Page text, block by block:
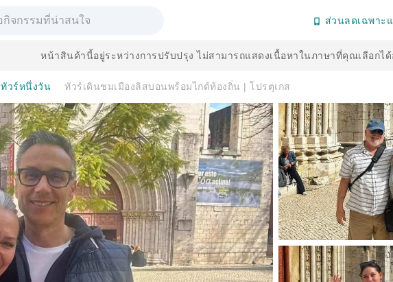
ส่วนลดเฉพาะ
หน้าสินค้านี้อยู่ระหว่างการปรับปรุง ไม่สามารถแสดงเนื้อหาในภาษาที่คุณเลือกไ
ทัวร์หนึ่งวัน ทัวร์เดินชมเมืองลิสบอนพร้อมไกด์ท้องถิ่น | โปรตุเกส